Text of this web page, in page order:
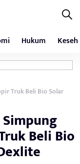
Hukum
Truk Beli Bio Solar
Simpung
Beli Bio